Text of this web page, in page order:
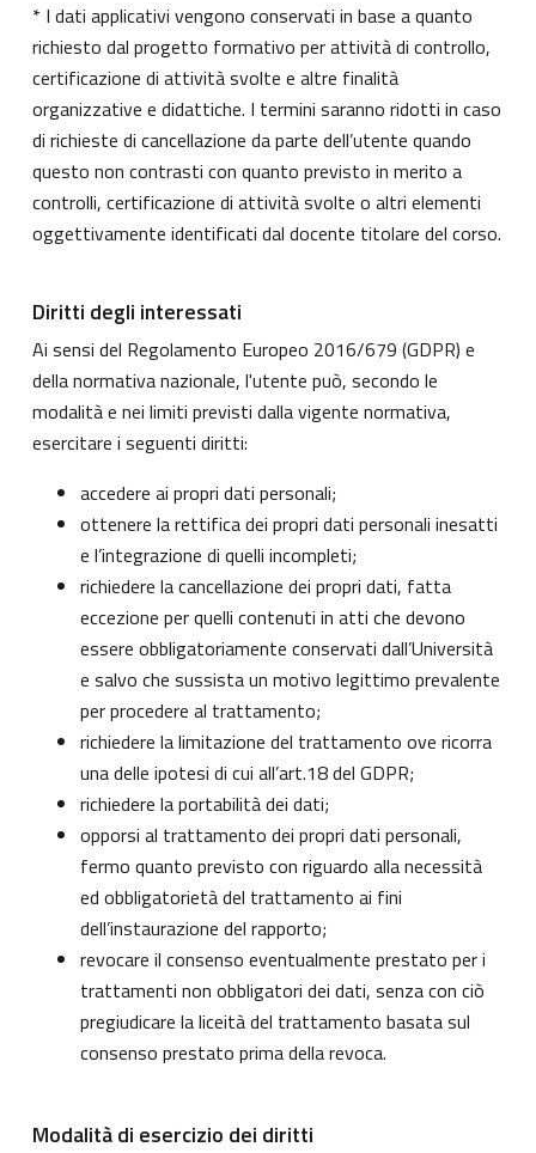
* I dati applicativi vengono conservati in base a quanto
richiesto dal progetto formativo per attività di controllo,
certificazione di attività svolte e altre finalità
organizzative e didattiche. I termini saranno ridotti in caso
di richieste di cancellazione da parte dell’utente quando
questo non contrasti con quanto previsto in merito a
controlli, certificazione di attività svolte o altri elementi
oggettivamente identificati dal docente titolare del corso.
Diritti degli interessati
Ai sensi del Regolamento Europeo 2016/679 (GDPR) e
della normativa nazionale, l'utente può, secondo le
modalità e nei limiti previsti dalla vigente normativa,
esercitare i seguenti diritti:
accedere ai propri dati personali;
ottenere la rettifica dei propri dati personali inesatti
e l’integrazione di quelli incompleti;
richiedere la cancellazione dei propri dati, fatta
eccezione per quelli contenuti in atti che devono
essere obbligatoriamente conservati dall’Università
e salvo che sussista un motivo legittimo prevalente
per procedere al trattamento;
richiedere la limitazione del trattamento ove ricorra
una delle ipotesi di cui all’art.18 del GDPR;
richiedere la portabilità dei dati;
opporsi al trattamento dei propri dati personali,
fermo quanto previsto con riguardo alla necessità
ed obbligatorietà del trattamento ai fini
dell’instaurazione del rapporto;
revocare il consenso eventualmente prestato per i
trattamenti non obbligatori dei dati, senza con ciò
pregiudicare la liceità del trattamento basata sul
consenso prestato prima della revoca.
Modalità di esercizio dei diritti